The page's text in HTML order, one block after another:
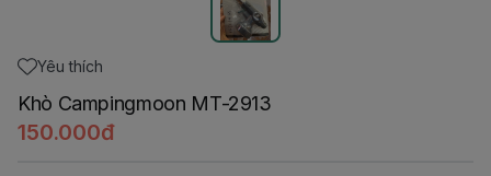
Yêu thích
Khò Campingmoon MT-2913
150.000đ